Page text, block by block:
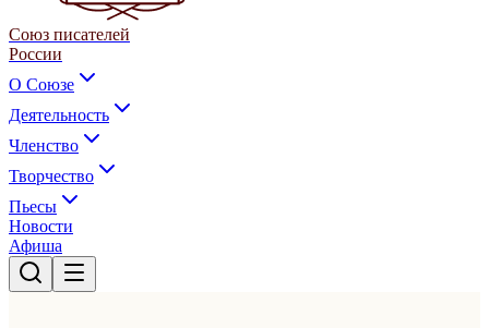
Союз писателей
России
О Союзе
Деятельность
Членство
Творчество
Пьесы
Новости
Афиша